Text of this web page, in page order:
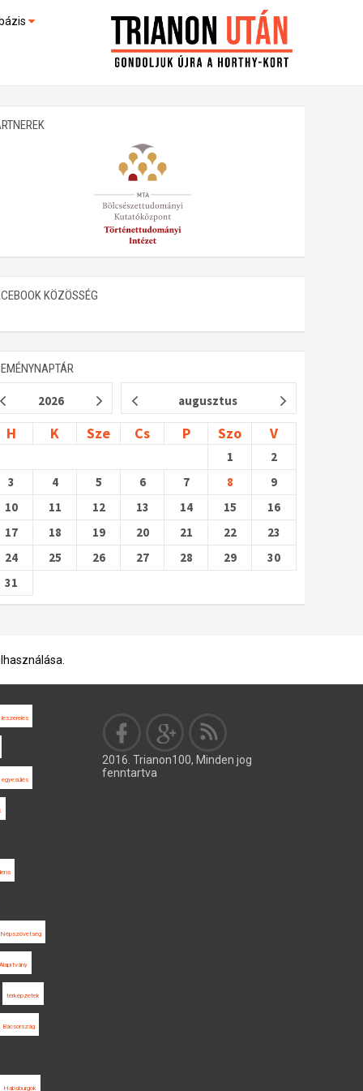
(feltöltés alatt)
KÖZÖSSÉG
2026 augusztus
H K Sze Cs P Szo V
1
2
3
4 5 6 7 8
9
10
11 12 13 14 15
16
17
18 19 20 21 22
23
24
25 26 27 28 29
30
31
leszerelés
egyesülés
Népszövetség
térképzetek
Bácsország
Habsburgok
2016. Trianon100, Minden jog
fenntartva